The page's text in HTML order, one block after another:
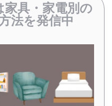
具・家電別の
法を発信中